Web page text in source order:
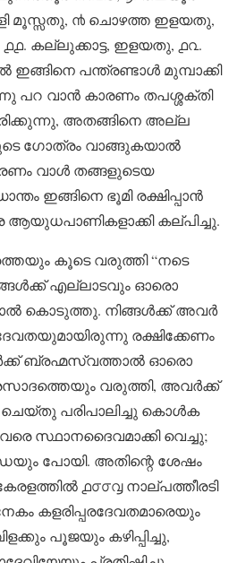
മൂസ്സതു, ൯ ചൊഴത്ത ഇളയതു,
കല്ലുക്കാട്ട, ഇളയതു, ൧൨.
ഇങ്ങിനെ പന്ത്രണ്ടാൾ മുമ്പാക്കി
പറ വാൻ കാരണം തപശ്ശക്തി
അതങ്ങിനെ അല്ല
ഗോത്രം വാങ്ങുകയാൽ
വാൾ തങ്ങളുടെയ
ഇങ്ങിനെ ഭൂമി രക്ഷിപ്പാൻ
കല്പിച്ചു.
കൂടെ വരുത്തി “നടെ
എല്ലാടവും ഓരൊ
കൊടുത്തു. നിങ്ങൾക്ക് അവർ
രക്ഷിക്കേണം
ബ്രഹ്മസ്വത്താൽ ഓരൊ
വരുത്തി, അവർക്ക്
ചെയ്തു പരിപാലിച്ചു കൊൾക
സ്ഥാനദൈവമാക്കി വെച്ചു;
പോയി. അതിന്റെ ശേഷം
൧൦൦൮ നാല്പത്തീരടി
കളരിപ്പരദേവതമാരെയും
പൂജയും കഴിപ്പിച്ചു,